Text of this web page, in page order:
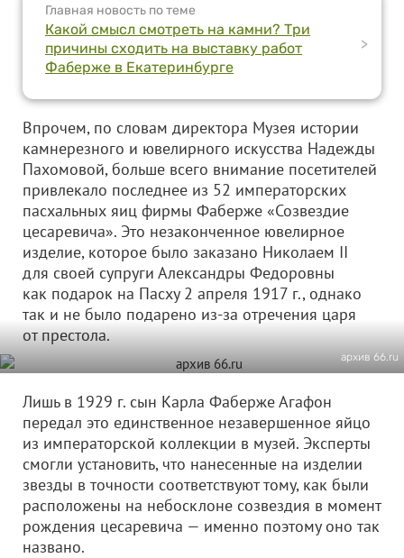
Главная новость по теме
Какой смысл смотреть на камни? Три
причины сходить на выставку работ
Фаберже в Екатеринбурге
>
Впрочем, по словам директора Музея истории
камнерезного и ювелирного искусства Надежды
Пахомовой, больше всего внимание посетителей
привлекало последнее из 52 императорских
пасхальных яиц фирмы Фаберже «Созвездие
цесаревича». Это незаконченное ювелирное
изделие, которое было заказано Николаем II
для своей супруги Александры Федоровны
как подарок на Пасху 2 апреля 1917 г., однако
так и не было подарено из-за отречения царя
от престола.
архив 66.ru
Лишь в 1929 г. сын Карла Фаберже Агафон
передал это единственное незавершенное яйцо
из императорской коллекции в музей. Эксперты
смогли установить, что нанесенные на изделии
звезды в точности соответствуют тому, как были
расположены на небосклоне созвездия в момент
рождения цесаревича — именно поэтому оно так
названо.